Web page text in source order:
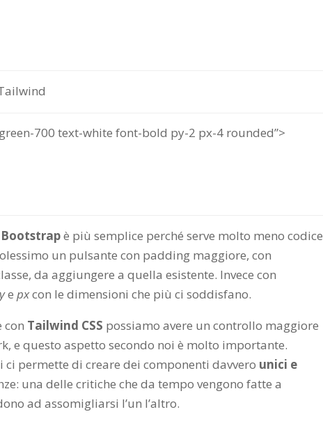
700 text-white font-bold py-2 px-4 rounded”>
Bootstrapè più semplice perché serve molto meno codice
un pulsante con padding maggiore, con
da aggiungere a quella esistente. Invece con
epxcon le dimensioni che più ci soddisfano.
con Tailwind CSS possiamo avere un controllo maggiore
e questo aspetto secondo noi è molto importante.
permette di creare dei componenti davvero unici e
una delle critiche che da tempo vengono fatte a
ad assomigliarsi l’un l’altro.